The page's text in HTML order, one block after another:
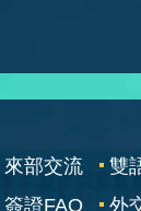
來部交流 雙
簽證FAQ 外